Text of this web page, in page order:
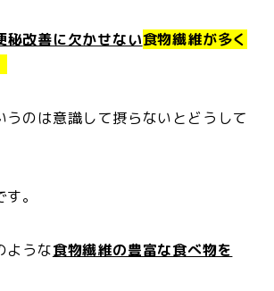
秘改善に欠かせない食物繊維が多く
うのは意識して摂らないとどうして
。
ような食物繊維の豊富な食べ物を